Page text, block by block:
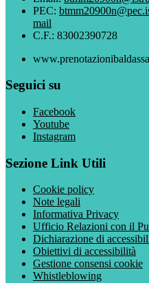
PEC:
mail
C.F.: 83002390728
Seguici su
Facebook
Youtube
Instagram
Sezione Link Utili
Cookie policy
Note legali
Informativa Privacy
Ufficio Relazioni con il
Dichiarazione di
Obiettivi di accessibilità
Gestione consensi cookie
Whistleblowing